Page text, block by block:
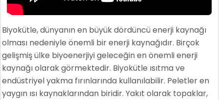
Biyokütle, dünyanın en büyük dördüncü enerji kaynağı
olması nedeniyle önemli bir enerji kaynağıdır. Birçok
gelişmiş ülke biyoenerjiyi geleceğin en önemli enerji
kaynağı olarak görmektedir. Biyokütle ısıtma ve
endüstriyel yakma fırınlarında kullanılabilir. Peletler en
yaygın ısı kaynaklarından biridir. Yakıt olarak topaklar,